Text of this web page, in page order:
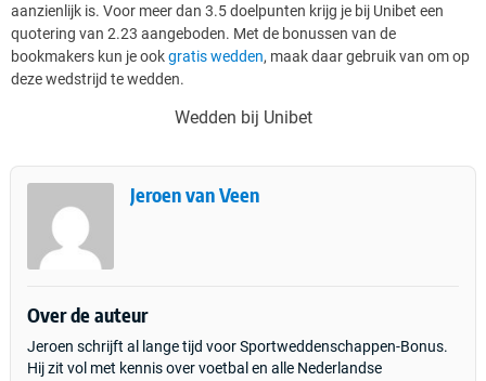
aanzienlijk is. Voor meer dan 3.5 doelpunten krijg je bij Unibet een
quotering van 2.23 aangeboden. Met de bonussen van de
bookmakers kun je ookgratis wedden, maak daar gebruik van om op
deze wedstrijd te wedden.
Wedden bij Unibet
Jeroen van Veen
Over de auteur
Jeroen schrijft al lange tijd voor Sportweddenschappen-Bonus.
Hij zit vol met kennis over voetbal en alle Nederlandse